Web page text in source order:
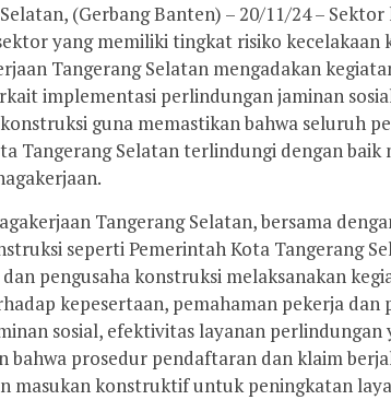
(Gerbang Banten) – 20/11/24 –
yang memiliki tingkat risiko kecelakaan
Tangerang Selatan mengadakan
implementasi perlindungan jaminan
guna memastikan bahwa seluruh
Tangerang Selatan terlindungi dengan
Tangerang Selatan, bersama
seperti Pemerintah Kota Tangerang
pengusaha konstruksi melaksanakan
kepesertaan, pemahaman pekerja dan
sosial, efektivitas layanan perlindungan
bahwa prosedur pendaftaran dan klaim
masukan konstruktif untuk peningkatan